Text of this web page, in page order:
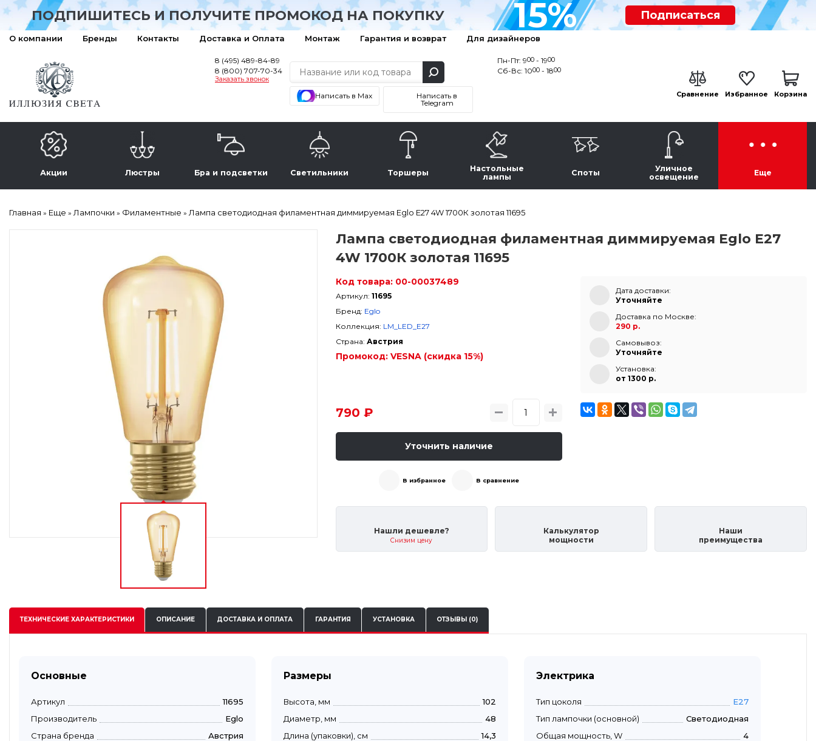
ПОДПИШИТЕСЬ И ПОЛУЧИТЕ ПРОМОКОД НА ПОКУПКУ 15% Подписаться
О компании Бренды Контакты Доставка и Оплата Монтаж Гарантия и возврат Для дизайнеров
8 (495) 489-84-89
8 (800) 707-70-34
Заказать звонок
Написать в Max
Написать в
Telegram
Пн-Пт: 900 - 1900
Сб-Вс: 1000 - 1800
Сравнение Избранное Корзина
Акции Люстры Бра и подсветки Светильники Торшеры
Настольные
лампы
Споты
Уличное
освещение
Еще
Главная » Еще »Лампочки » Филаментные »Лампа светодиодная филаментная диммируемая Eglo E27 4W 1700К золотая 11695
Лампа светодиодная филаментная диммируемая Eglo E27
4W 1700К золотая 11695
Код товара: 00-00037489
Артикул: 11695
Бренд: Eglo
Коллекция: LM_LED_E27
Страна: Австрия
Промокод: VESNA (скидка 15%)
790 ₽
Уточнить наличие
В избранное В сравнение
Дата доставки:
Уточняйте
Доставка по Москве:
290 р.
Самовывоз:
Уточняйте
Установка:
от 1300 p.
Нашли дешевле?
Снизим цену
Калькулятор
мощности
Наши
преимущества
ТЕХНИЧЕСКИЕХАРАКТЕРИСТИКИ ОПИСАНИЕ ДОСТАВКА И ОПЛАТА ГАРАНТИЯ УСТАНОВКА ОТЗЫВЫ (0)
Основные
Артикул
11695
Производитель
Eglo
Страна бренда
Австрия
Размеры
Высота, мм
102
Диаметр, мм
48
Длина (упаковки), см
14,3
Электрика
Тип цоколя
E27
Тип лампочки (основной)
Светодиодная
Общая мощность, W
4